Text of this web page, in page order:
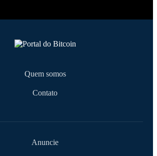
Quem somos
Contato
Anuncie